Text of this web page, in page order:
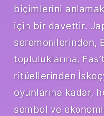
biçimlerini
için bir davettir.
seremonilerinden,
topluluklarına,
ritüellerinden
oyunlarına kadar,
sembol ve